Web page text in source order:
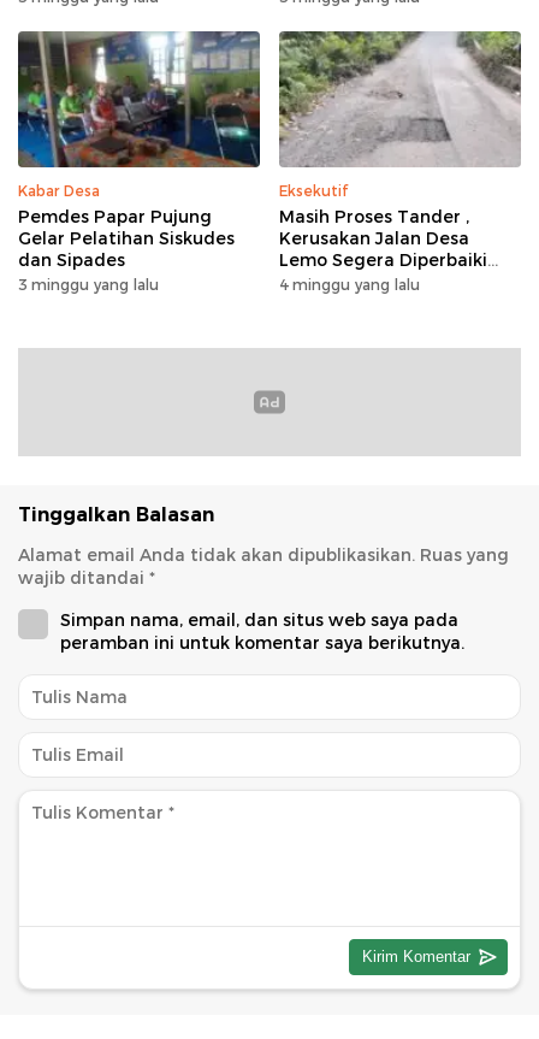
Kabar Desa
Pemdes Papar Pujung
Gelar Pelatihan Siskudes
dan Sipades
3 minggu yang lalu
Eksekutif
Masih Proses Tander ,
Kerusakan Jalan Desa
Lemo Segera Diperbaiki
Tahun Ini
4 minggu yang lalu
Tinggalkan Balasan
Alamat email Anda tidak akan dipublikasikan. Ruas yang
wajib ditandai *
Simpan nama, email, dan situs web saya pada
peramban ini untuk komentar saya berikutnya.